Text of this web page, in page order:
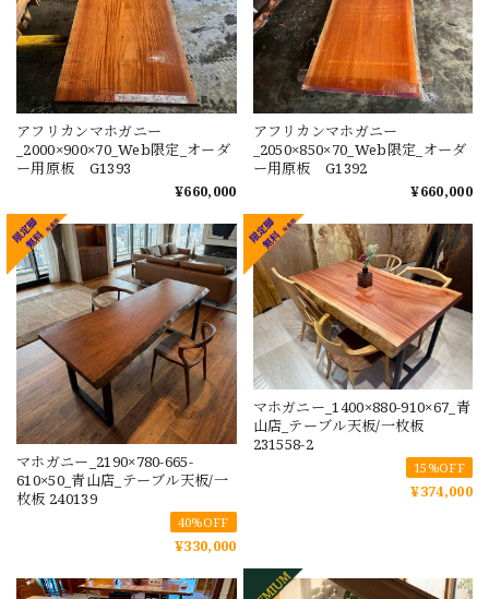
アフリカンマホガニー
_2000×900×70_Web限定_オーダ
ー用原板 G1393
¥660,000
アフリカンマホガニー
_2050×850×70_Web限定_オーダ
ー用原板 G1392
¥660,000
マホガニー_2190×780-665-
610×50_青山店_テーブル天板/一
枚板 240139
40%OFF
¥330,000
マホガニー_1400×880-910×67_青
山店_テーブル天板/一枚板
231558-2
15%OFF
¥374,000